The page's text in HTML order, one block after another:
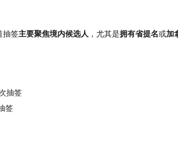
抽签主要聚焦境内候选人 ，尤其是拥有省提名或加
抽签
签